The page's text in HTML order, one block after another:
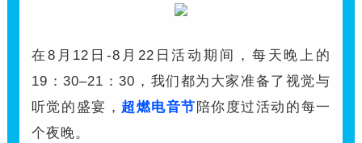
在8月12日-8月22日活动期间，每天晚上的
19：30–21：30，我们都为大家准备了视觉与
听觉的盛宴， 超燃电音节 陪你度过活动的每一
个夜晚。